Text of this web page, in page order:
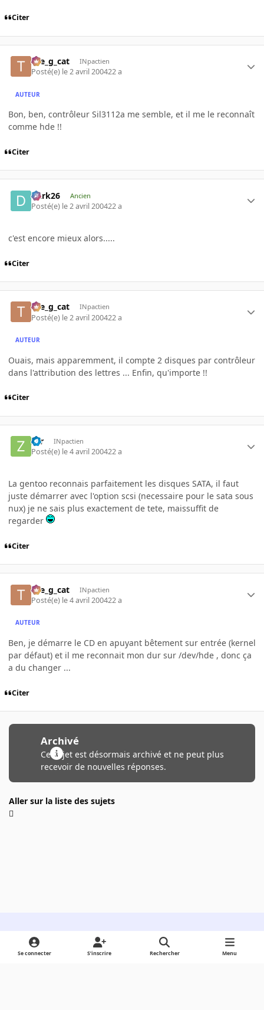
Citer
the_g_cat INpactien
Posté(e) le 2 avril 200422 a
AUTEUR
Bon, ben, contrôleur Sil3112a me semble, et il me le reconnaît
comme hde !!
Citer
Dark26 Ancien
Posté(e) le 2 avril 200422 a
c'est encore mieux alors.....
Citer
the_g_cat INpactien
Posté(e) le 2 avril 200422 a
AUTEUR
Ouais, mais apparemment, il compte 2 disques par contrôleur
dans l'attribution des lettres ... Enfin, qu'importe !!
Citer
zer INpactien
Posté(e) le 4 avril 200422 a
La gentoo reconnais parfaitement les disques SATA, il faut
juste démarrer avec l'option scsi (necessaire pour le sata sous
nux) je ne sais plus exactement de tete, maissuffit de
regarder
Citer
the_g_cat INpactien
Posté(e) le 4 avril 200422 a
AUTEUR
Ben, je démarre le CD en apuyant bêtement sur entrée (kernel
par défaut) et il me reconnait mon dur sur /dev/hde , donc ça
a du changer ...
Citer
Archivé
Ce sujet est désormais archivé et ne peut plus
recevoir de nouvelles réponses.
Aller sur la liste des sujets
Light ModeDark ModeSystem Preference
Se connecter S’inscrire Rechercher Menu